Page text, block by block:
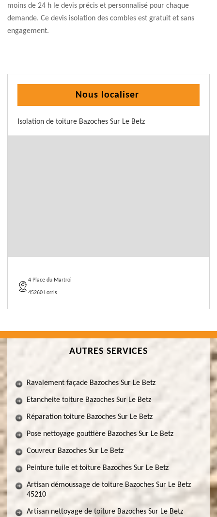
moins de 24 h le devis précis et personnalisé pour chaque
demande. Ce devis isolation des combles est gratuit et sans
engagement.
Nous localiser
Isolation de toiture Bazoches Sur Le Betz
4 Place du Martroi
45260 Lorris
AUTRES SERVICES
Ravalement façade Bazoches Sur Le Betz
Etancheite toiture Bazoches Sur Le Betz
Réparation toiture Bazoches Sur Le Betz
Pose nettoyage gouttière Bazoches Sur Le Betz
Couvreur Bazoches Sur Le Betz
Peinture tuile et toiture Bazoches Sur Le Betz
Artisan démoussage de toiture Bazoches Sur Le Betz
45210
Artisan nettoyage de toiture Bazoches Sur Le Betz